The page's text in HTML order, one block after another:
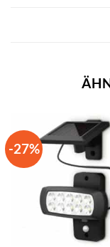
-27%